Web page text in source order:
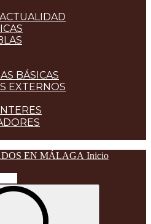
BÁSICAS
EXTERNOS
Inicio